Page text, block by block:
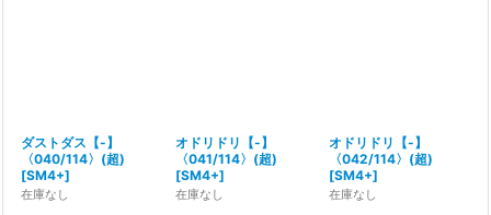
ダストダス【-】
〈040/114〉(超)
[SM4+]
在庫なし
オドリドリ【-】
〈041/114〉(超)
[SM4+]
在庫なし
オドリドリ【-】
〈042/114〉(超)
[SM4+]
在庫なし